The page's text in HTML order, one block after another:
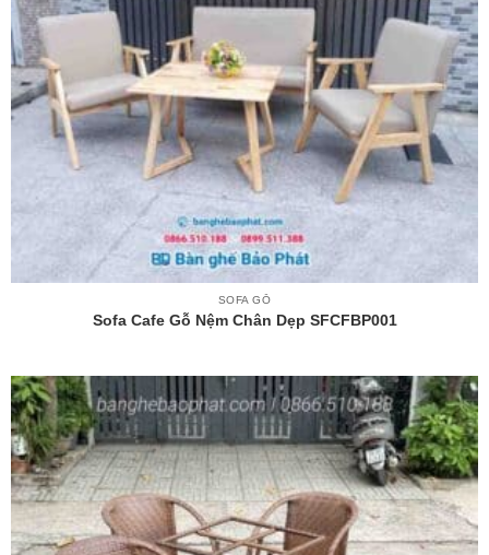
SOFA GỖ
Sofa Cafe Gỗ Nệm Chân Dẹp SFCFBP001